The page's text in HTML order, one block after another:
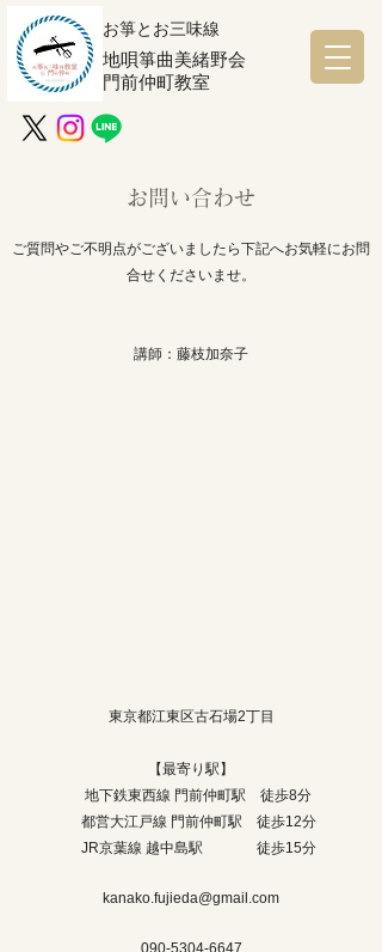
お箏とお三味線
地唄箏曲美緒野会
門前仲町教室
​お問い合わせ
ご質問やご不明点がございましたら下記へお気軽にお問
合せくださいませ。
講師：藤枝加奈子
東京都江東区古石場2丁目
​【最寄り駅】
地下鉄東西線 門前仲町駅 徒歩8分
都営大江戸線 門前仲町駅 徒歩12分
JR京葉線 越中島駅 徒歩15分
kanako.fujieda@gmail.com
090-5304-6647